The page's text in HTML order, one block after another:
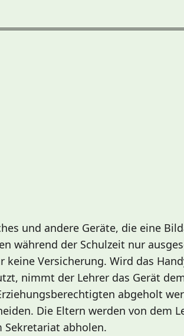
und andere Geräte, die eine
während der Schulzeit nur
keine Versicherung. Wird das
nimmt der Lehrer das Gerät
abgeholt
Die Eltern werden von dem
Sekretariat abholen.